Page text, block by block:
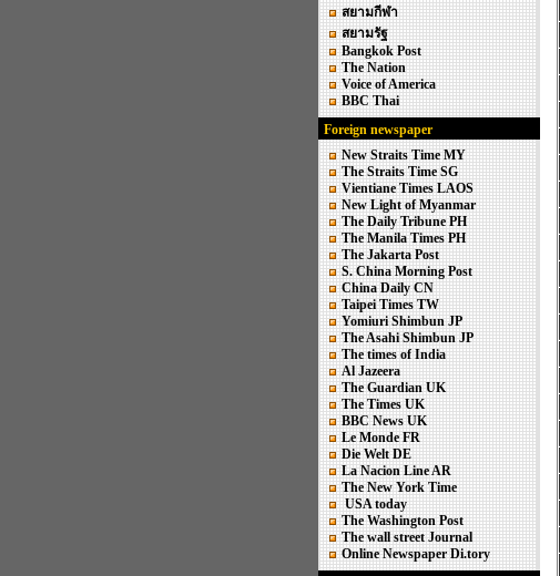
สยามกีฬา
สยามรัฐ
Bangkok Post
The Nation
Voice of America
BBC Thai
Foreign newspaper
New Straits Time MY
The Straits Time SG
Vientiane Times LAOS
New Light of Myanmar
The Daily Tribune PH
The Manila Times PH
The Jakarta Post
S. China Morning Post
China Daily CN
Taipei Times TW
Yomiuri Shimbun JP
The Asahi Shimbun JP
The times of India
Al Jazeera
The Guardian UK
The Times UK
BBC News UK
Le Monde FR
Die Welt DE
La Nacion Line AR
The New York Time
USA today
The Washington Post
The wall street Journal
Online Newspaper Di.tory